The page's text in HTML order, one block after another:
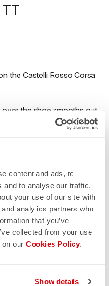
content and ads, to
to analyse our traffic.
your use of our site with
analytics partners who
that you’ve
collected from your use
our Cookies Policy.
Show details
TT
the Castelli Rosso Corsa
the shoe smooths out
Contact us at
supporto non ti